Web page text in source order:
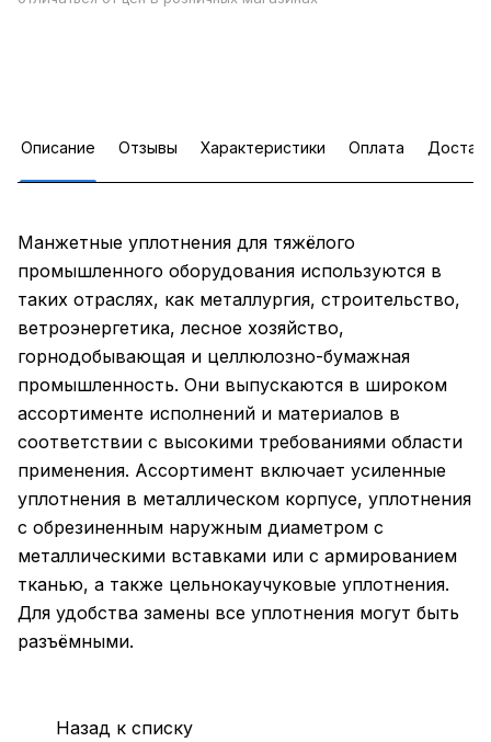
Описание Отзывы Характеристики Оплата
Манжетные уплотнения для тяжёлого
промышленного оборудования используются в
таких отраслях, как металлургия, строительство,
ветроэнергетика, лесное хозяйство,
горнодобывающая и целлюлозно-бумажная
промышленность. Они выпускаются в широком
ассортименте исполнений и материалов в
соответствии с высокими требованиями области
применения. Ассортимент включает усиленные
уплотнения в металлическом корпусе, уплотнения
с обрезиненным наружным диаметром с
металлическими вставками или с армированием
тканью, а также цельнокаучуковые уплотнения.
Для удобства замены все уплотнения могут быть
разъёмными.
Назад к списку